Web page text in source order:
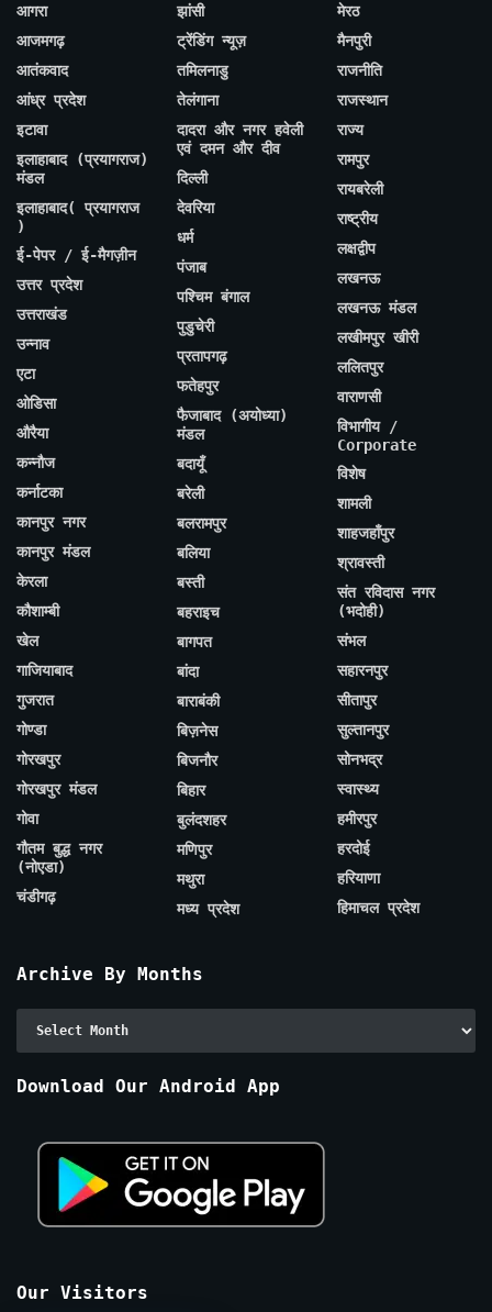
आगरा
आजमगढ़
आतंकवाद
आंध्र प्रदेश
इटावा
इलाहाबाद (प्रयागराज)
मंडल
इलाहाबाद( प्रयागराज
)
ई-पेपर / ई-मैगज़ीन
उत्तर प्रदेश
उत्तराखंड
उन्नाव
एटा
ओडिसा
औरैया
कन्नौज
कर्नाटका
कानपुर नगर
कानपुर मंडल
केरला
कौशाम्बी
खेल
गाजियाबाद
गुजरात
गोण्डा
गोरखपुर
गोरखपुर मंडल
गोवा
गौतम बुद्ध नगर
(नोएडा)
चंडीगढ़
झांसी
ट्रेंडिंग न्यूज़
तमिलनाडु
तेलंगाना
दादरा और नगर हवेली
एवं दमन और दीव
दिल्ली
देवरिया
धर्म
पंजाब
पश्चिम बंगाल
पुडुचेरी
प्रतापगढ़
फतेहपुर
फैजाबाद (अयोध्या)
मंडल
बदायूँ
बरेली
बलरामपुर
बलिया
बस्ती
बहराइच
बागपत
बांदा
बाराबंकी
बिज़नेस
बिजनौर
बिहार
बुलंदशहर
मणिपुर
मथुरा
मध्य प्रदेश
मेरठ
मैनपुरी
राजनीति
राजस्थान
राज्य
रामपुर
रायबरेली
राष्ट्रीय
लक्षद्वीप
लखनऊ
लखनऊ मंडल
लखीमपुर खीरी
ललितपुर
वाराणसी
विभागीय /
Corporate
विशेष
शामली
शाहजहाँपुर
श्रावस्ती
संत रविदास नगर
(भदोही)
संभल
सहारनपुर
सीतापुर
सुल्तानपुर
सोनभद्र
स्वास्थ्य
हमीरपुर
हरदोई
हरियाणा
हिमाचल प्रदेश
Archive By Months
Download Our Android App
Our Visitors